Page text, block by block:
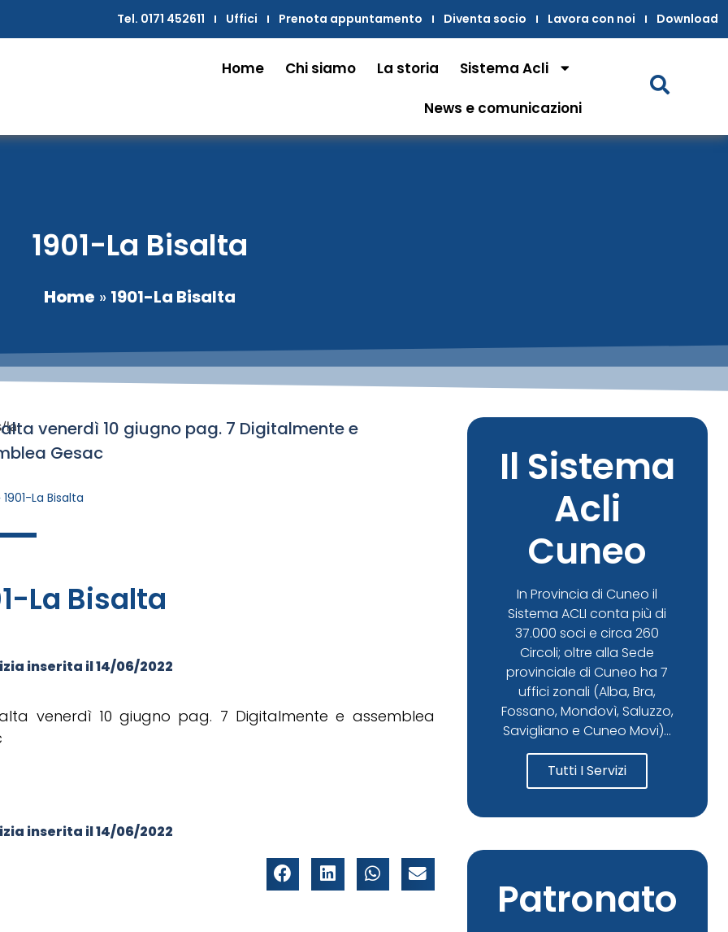
Tel. 0171 452611 Uffici Prenota appuntamento Diventa socio Lavora con noi Download
Home Chi siamo La storia Sistema Acli
News e comunicazioni
1901-La Bisalta
Home » 1901-La Bisalta
la
venerdì 10 giugno pag. 7 Digitalmente e
Gesac
1901-La Bisalta
La Bisalta
inserita il14/06/2022
venerdì 10 giugno pag. 7 Digitalmente e assemblea
inserita il14/06/2022
Il Sistema
Acli
Cuneo
In Provincia di Cuneo il
Sistema ACLI conta più di
37.000 soci e circa 260
Circoli; oltre alla Sede
provinciale di Cuneo ha 7
uffici zonali (Alba, Bra,
Fossano, Mondovì, Saluzzo,
Savigliano e Cuneo Movi)...
Tutti I Servizi
Patronato